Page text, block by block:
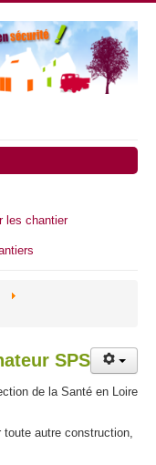
les chantier
SPS
de la Santé en Loire
autre construction,